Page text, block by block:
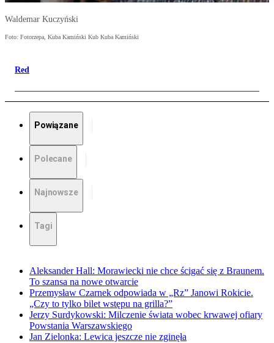
Waldemar Kuczyński
Foto: Fotorzepa, Kuba Kamiński Kub Kuba Kamiński
Red
Powiązane
Polecane
Najnowsze
Tagi
Aleksander Hall: Morawiecki nie chce ścigać się z Braunem.
To szansa na nowe otwarcie
Przemysław Czarnek odpowiada w „Rz” Janowi Rokicie.
„Czy to tylko bilet wstępu na grilla?”
Jerzy Surdykowski: Milczenie świata wobec krwawej ofiary
Powstania Warszawskiego
Jan Zielonka: Lewica jeszcze nie zginęła